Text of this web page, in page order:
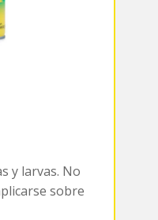
y larvas. No
sobre